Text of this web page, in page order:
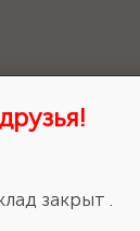
выбор!закрыт .